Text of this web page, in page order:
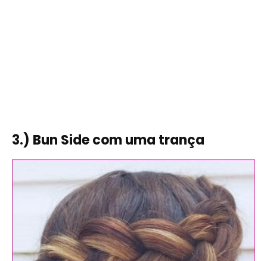
3.) Bun Side com uma trança